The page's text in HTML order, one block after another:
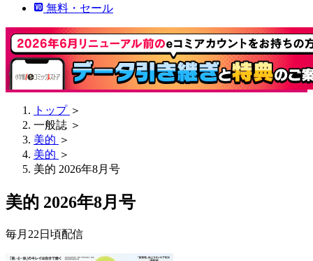
無料・セール
トップ ＞
一般誌 ＞
美的 ＞
美的 ＞
美的 2026年8月号
美的 2026年8月号
毎月22日頃配信